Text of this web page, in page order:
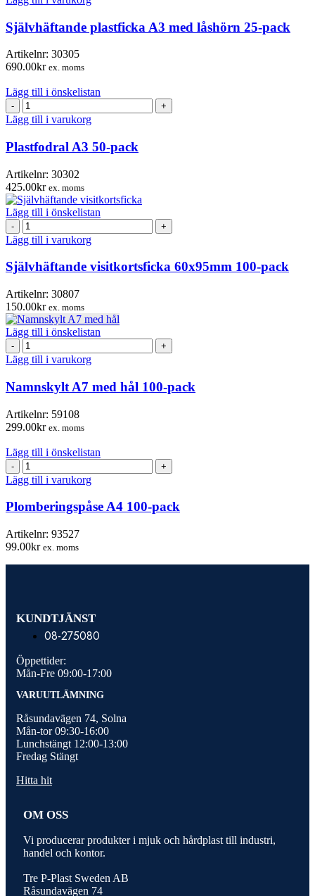
A3
med
låshörn
25-
pack
mängd
Självhäftande plastficka A3 med låshörn 25-pack
Artikelnr: 30305
690.00kr ex. moms
Lägg till i önskelistan
Plastfodral
A3
50-
pack
mängd
Lägg till i varukorg
Plastfodral A3 50-pack
Artikelnr: 30302
425.00kr ex. moms
Lägg till i önskelistan
Självhäftande
visitkortsficka
60x95mm
100-
pack
mängd
Lägg till i varukorg
Självhäftande visitkortsficka 60x95mm 100-pack
Artikelnr: 30807
150.00kr ex. moms
Lägg till i önskelistan
Namnskylt
A7
med
100-
mängd
Lägg till i varukorg
Namnskylt A7 med hål 100-pack
Artikelnr: 59108
299.00kr ex. moms
Lägg till i önskelistan
Plomberingspåse
A4
100-
pack
mängd
Lägg till i varukorg
Plomberingspåse A4 100-pack
Artikelnr: 93527
99.00kr ex. moms
KUNDTJÄNST
08-275080
Öppettider:
Mån-Fre 09:00-17:00
VARUUTLÄMNING
Råsundavägen 74, Solna
Mån-tor 09:30-16:00
Lunchstängt 12:00-13:00
Fredag Stängt
Hitta hit
OM OSS
Vi producerar produkter i mjuk och hårdplast till industri,
handel och kontor.
Tre P-Plast Sweden AB
Råsundavägen 74